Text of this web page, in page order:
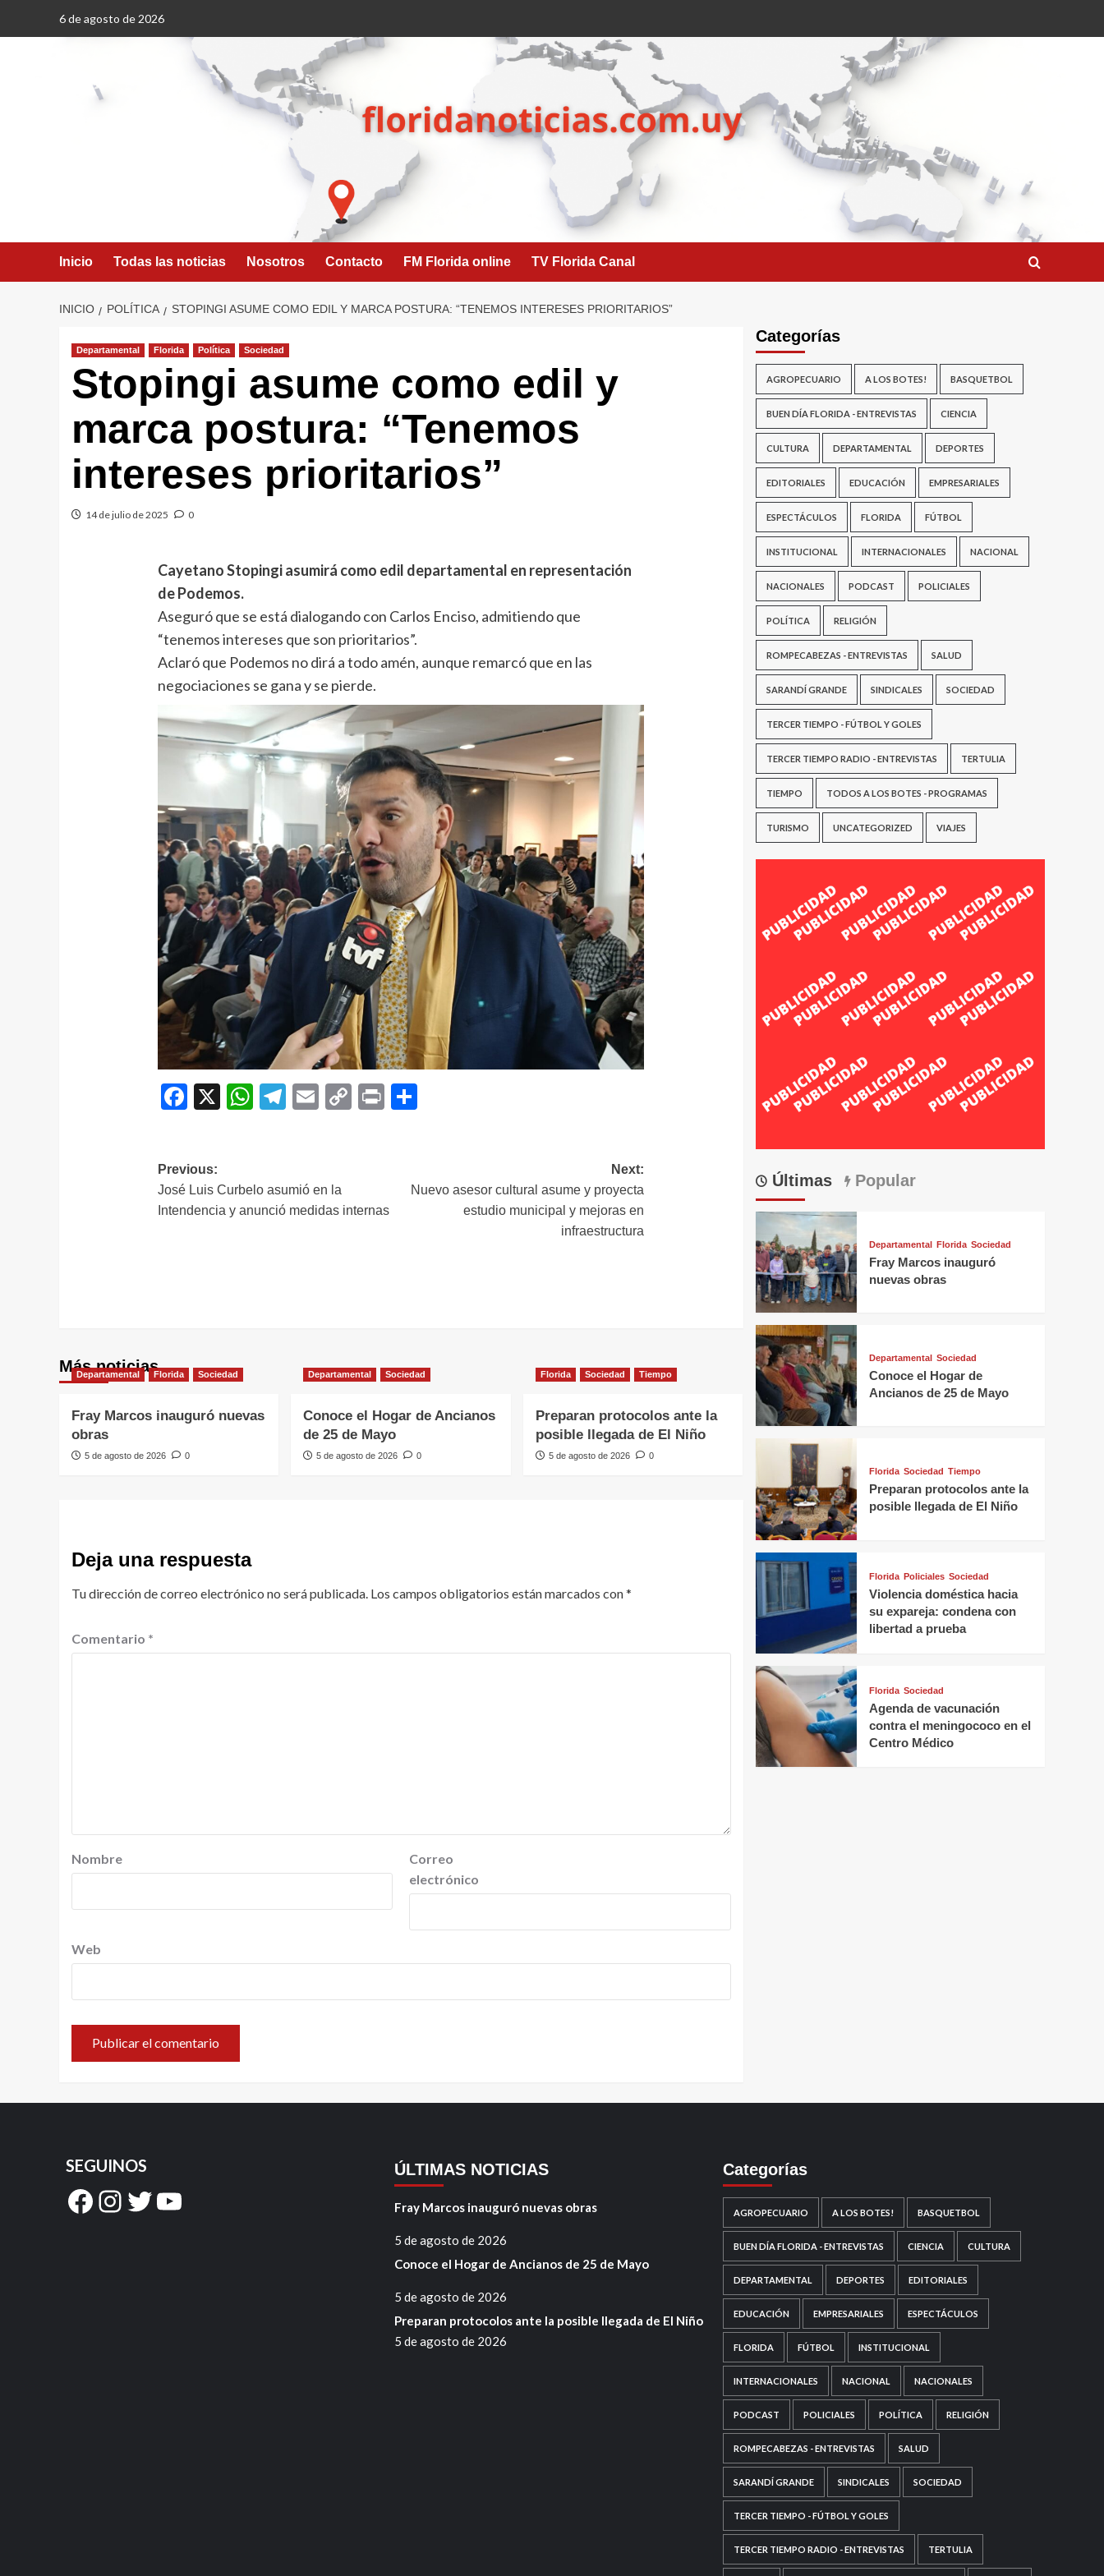
6 de agosto de 2026
Inicio Todas las noticias Nosotros Contacto FM Florida online TV Florida Canal
INICIO POLÍTICA STOPINGI ASUME COMO EDIL Y MARCA POSTURA: “TENEMOS INTERESES PRIORITARIOS”
Departamental Florida Política Sociedad
Stopingi asume como edil y
marca postura: “Tenemos
intereses prioritarios”
14 de julio de 2025 0
Cayetano Stopingi asumirá como edil departamental en representación
de Podemos.
Aseguró que se está dialogando con Carlos Enciso, admitiendo que
“tenemos intereses que son prioritarios”.
Aclaró que Podemos no dirá a todo amén, aunque remarcó que en las
negociaciones se gana y se pierde.
Facebook
X WhatsApp
Telegram
EmailCopyPrint
Navegación
de
entradas
Previous:
José Luis Curbelo asumió en la
Intendencia y anunció medidas internas
Next:
Nuevo asesor cultural asume y proyecta
estudio municipal y mejoras en
infraestructura
Más noticias
Departamental Florida Sociedad
Fray Marcos inauguró nuevas
obras
5 de agosto de 2026 0
Departamental Sociedad
Conoce el Hogar de Ancianos
de 25 de Mayo
5 de agosto de 2026 0
Florida Sociedad Tiempo
Preparan protocolos ante la
posible llegada de El Niño
5 de agosto de 2026 0
Deja una respuesta
Tu dirección de correo electrónico no será publicada. Los campos obligatorios están marcados con*
Comentario *
Nombre
Correo
electrónico
Web
Categorías
AGROPECUARIO A LOS BOTES! BASQUETBOL
BUEN DÍA FLORIDA - ENTREVISTAS CIENCIA
CULTURA DEPARTAMENTAL DEPORTES
EDITORIALES EDUCACIÓN EMPRESARIALES
ESPECTÁCULOS FLORIDA FÚTBOL
INSTITUCIONAL INTERNACIONALES NACIONAL
NACIONALES PODCAST POLICIALES
POLÍTICA RELIGIÓN
ROMPECABEZAS - ENTREVISTAS SALUD
SARANDÍ GRANDE SINDICALES SOCIEDAD
TERCER TIEMPO - FÚTBOL Y GOLES
TERCER TIEMPO RADIO - ENTREVISTAS TERTULIA
TIEMPO TODOS A LOS BOTES - PROGRAMAS
TURISMO UNCATEGORIZED VIAJES
Últimas Popular
Departamental Florida Sociedad
Fray Marcos inauguró
nuevas obras
Departamental Sociedad
Conoce el Hogar de
Ancianos de 25 de Mayo
Florida Sociedad Tiempo
Preparan protocolos ante la
posible llegada de El Niño
Florida Policiales Sociedad
Violencia doméstica hacia
su expareja: condena con
libertad a prueba
Florida Sociedad
Agenda de vacunación
contra el meningococo en el
Centro Médico
SEGUINOS
Facebook
Instagram
Twitter
YouTube
ÚLTIMAS NOTICIAS
Fray Marcos inauguró nuevas obras
5 de agosto de 2026
Conoce el Hogar de Ancianos de 25 de Mayo
5 de agosto de 2026
Preparan protocolos ante la posible llegada de El Niño
5 de agosto de 2026
Categorías
AGROPECUARIO A LOS BOTES! BASQUETBOL
BUEN DÍA FLORIDA - ENTREVISTAS CIENCIA CULTURA
DEPARTAMENTAL DEPORTES EDITORIALES
EDUCACIÓN EMPRESARIALES ESPECTÁCULOS
FLORIDA FÚTBOL INSTITUCIONAL
INTERNACIONALES NACIONAL NACIONALES
PODCAST POLICIALES POLÍTICA RELIGIÓN
ROMPECABEZAS - ENTREVISTAS SALUD
SARANDÍ GRANDE SINDICALES SOCIEDAD
TERCER TIEMPO - FÚTBOL Y GOLES
TERCER TIEMPO RADIO - ENTREVISTAS TERTULIA